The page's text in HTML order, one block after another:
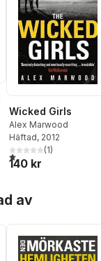
antal röster:
Wicked Girls
Alex Marwood
Häftad, 2012
1,0utav 5 stjärnor.
(1)
140 kr
av